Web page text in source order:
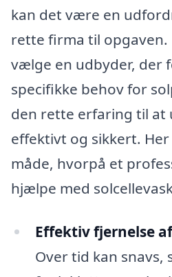
kan det være en
rette firma til
vælge en udbyder, der
specifikke behov for
den rette erfaring til at
effektivt og sikkert.
måde, hvorpå et
hjælpe med
Effektiv fjernelse
Over tid kan snavs,